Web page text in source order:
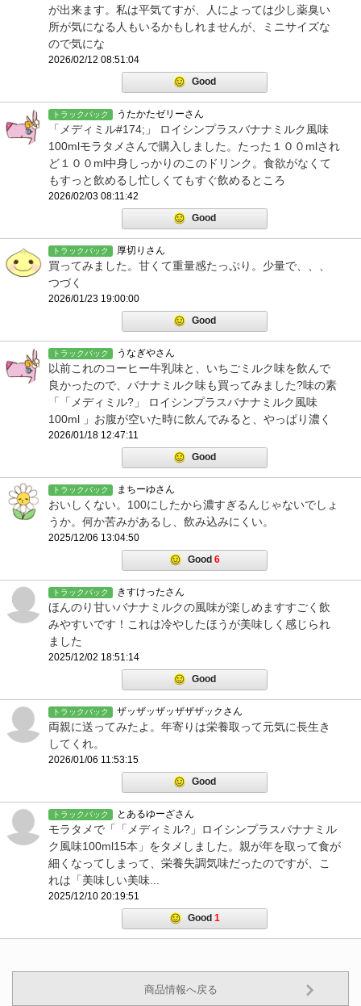
が出来ます。私は平気てすが、人によっては少し薬臭い
所が気になる人もいるかもしれませんが、ミニサイズな
ので気にな
2026/02/12 08:51:04
Good
トラックバック うたかたゼリーさん
「メディミル#174;」 ロイシンプラスバナナミルク風味
100mlモラタメさんで購入しました。たった１００mlされ
ど１００ml中身しっかりのこのドリンク。食欲がなくて
もすっと飲めるし忙しくてもすぐ飲めるところ
2026/02/03 08:11:42
Good
トラックバック 厚切りさん
買ってみました。甘くて重量感たっぷり。少量で、、、
つづく
2026/01/23 19:00:00
Good
トラックバック うなぎやさん
以前これのコーヒー牛乳味と、いちごミルク味を飲んで
良かったので、バナナミルク味も買ってみました?味の素
「「メディミル?」 ロイシンプラスバナナミルク風味
100ml 」お腹が空いた時に飲んでみると、やっぱり濃く
2026/01/18 12:47:11
Good
トラックバック まちーゆさん
おいしくない。100にしたから濃すぎるんじゃないでしょ
うか。何か苦みがあるし、飲み込みにくい。
2025/12/06 13:04:50
Good 6
トラックバック きすけったさん
ほんのり甘いバナナミルクの風味が楽しめますすごく飲
みやすいです！これは冷やしたほうが美味しく感じられ
ました
2025/12/02 18:51:14
Good
トラックバック ザッザッザッザザザックさん
両親に送ってみたよ。年寄りは栄養取って元気に長生き
してくれ。
2026/01/06 11:53:15
Good
トラックバック とあるゆーざさん
モラタメで「「メディミル?」ロイシンプラスバナナミル
ク風味100ml15本」をタメしました。親が年を取って食が
細くなってしまって、栄養失調気味だったのですが、こ
れは「美味しい美味...
2025/12/10 20:19:51
Good 1
商品情報へ戻る